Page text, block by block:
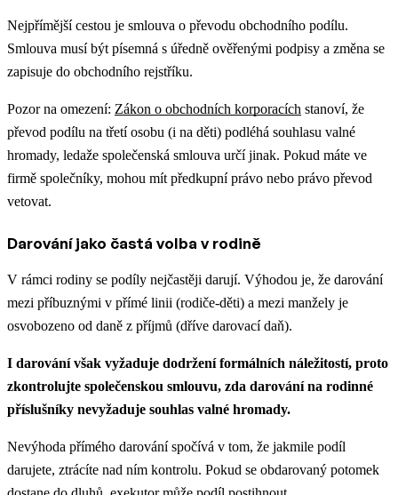
Nejpřímější cestou je smlouva o převodu obchodního podílu.
Smlouva musí být písemná s úředně ověřenými podpisy a změna se
zapisuje do obchodního rejstříku.
Pozor na omezení: Zákon o obchodních korporacích stanoví, že
převod podílu na třetí osobu (i na děti) podléhá souhlasu valné
hromady, ledaže společenská smlouva určí jinak. Pokud máte ve
firmě společníky, mohou mít předkupní právo nebo právo převod
vetovat.
Darování jako častá volba v rodině
V rámci rodiny se podíly nejčastěji darují. Výhodou je, že darování
mezi příbuznými v přímé linii (rodiče-děti) a mezi manžely je
osvobozeno od daně z příjmů (dříve darovací daň).
I darování však vyžaduje dodržení formálních náležitostí, proto
zkontrolujte společenskou smlouvu, zda darování na rodinné
příslušníky nevyžaduje souhlas valné hromady.
Nevýhoda přímého darování spočívá v tom, že jakmile podíl
darujete, ztrácíte nad ním kontrolu. Pokud se obdarovaný potomek